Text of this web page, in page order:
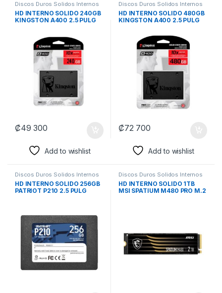
Discos Duros Solidos Internos
HD INTERNO SOLIDO 240GB
KINGSTON A400 2.5 PULG
₡49 300
Add to wishlist
Discos Duros Solidos Internos
HD INTERNO SOLIDO 480GB
KINGSTON A400 2.5 PULG
SA400S37/480G GRIS
₡72 700
Add to wishlist
Discos Duros Solidos Internos
HD INTERNO SOLIDO 256GB
PATRIOT P210 2.5 PULG
Discos Duros Solidos Internos
HD INTERNO SOLIDO 1TB
MSI SPATIUM M480 PRO M.2